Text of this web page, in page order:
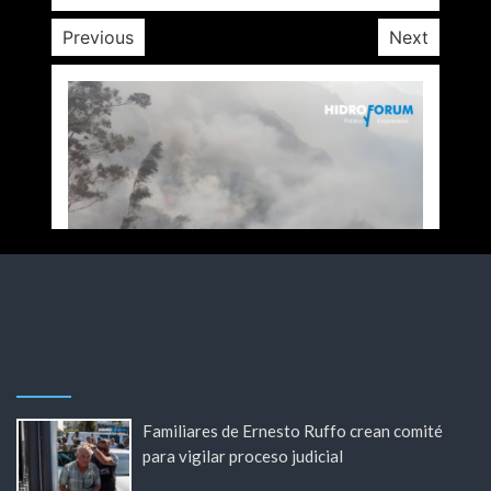
Previous Next
Familiares de Ernesto Ruffo crean comité
para vigilar proceso judicial